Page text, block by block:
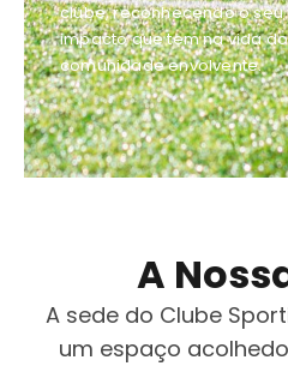
clube, reconhecendo o
impacto que tem na vida
comunidade envolvente.
A
A sede do Clube
um espaço